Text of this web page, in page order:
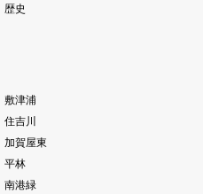
歴史
敷津浦
住吉川
加賀屋東
平林
南港緑